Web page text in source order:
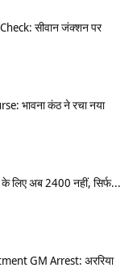
सीवान जंक्शन पर
भावना कंठ ने रचा नया
लिए अब 2400 नहीं, सिर्फ...
GM Arrest: अररिया